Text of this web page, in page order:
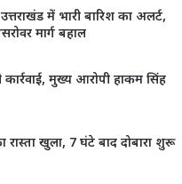
में भारी बारिश का अलर्ट,
मार्ग बहाल
मुख्य आरोपी हाकम सिंह
खुला, 7 घंटे बाद दोबारा शुरू